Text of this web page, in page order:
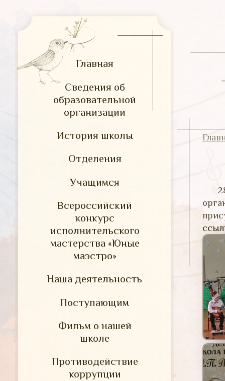
Главная
Сведения об
образовательной
организации
История школы
Отделения
Учащимся
Всероссийский
конкурс
исполнительского
мастерства «Юные
маэстро»
Наша деятельность
Поступающим
Фильм о нашей
школе
Противодействие
коррупции